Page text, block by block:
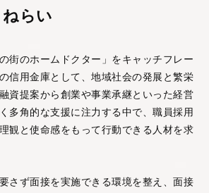
ーズ
リ
AI顧客評価
らい
街のホームドクター」をキャッチフレー
信用金庫として、地域社会の発展と繁栄
資提案から創業や事業承継といった経営
多角的な支援に注力する中で、職員採用
観と使命感をもって行動できる人材を求
さず面接を実施できる環境を整え、面接